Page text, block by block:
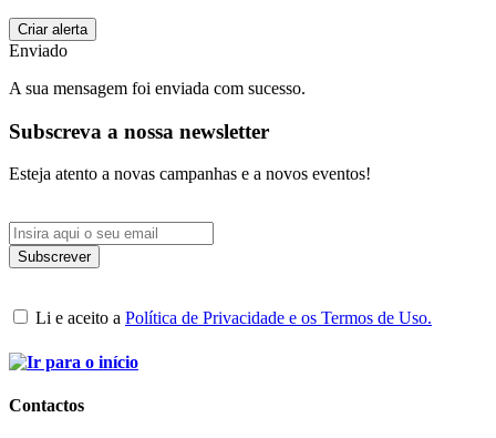
Enviado
A sua mensagem foi enviada com sucesso.
Subscreva a nossa newsletter
Esteja atento a novas campanhas e a novos eventos!
Li e aceito a Política de Privacidade e os Termos de Uso.
Contactos